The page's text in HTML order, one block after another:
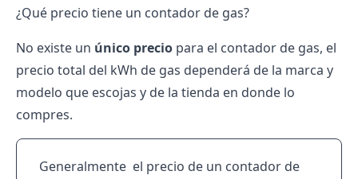
¿Qué precio tiene un contador de gas?
No existe un único precio para el contador de gas, el
precio total del kWh de gas dependerá de la marca y
modelo que escojas y de la tienda en donde lo
compres.
Generalmente el precio de un contador de